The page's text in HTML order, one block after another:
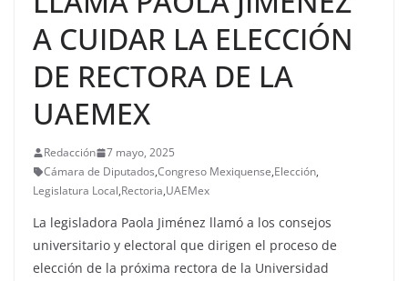
A CUIDAR LA ELECCIÓN
DE RECTORA DE LA
UAEMEX
Redacción
7 mayo, 2025
Cámara de Diputados,Congreso Mexiquense,Elección,
Legislatura Local,Rectoria,UAEMex
La legisladora Paola Jiménez llamó a los consejos
universitario y electoral que dirigen el proceso de
elección de la próxima rectora de la Universidad